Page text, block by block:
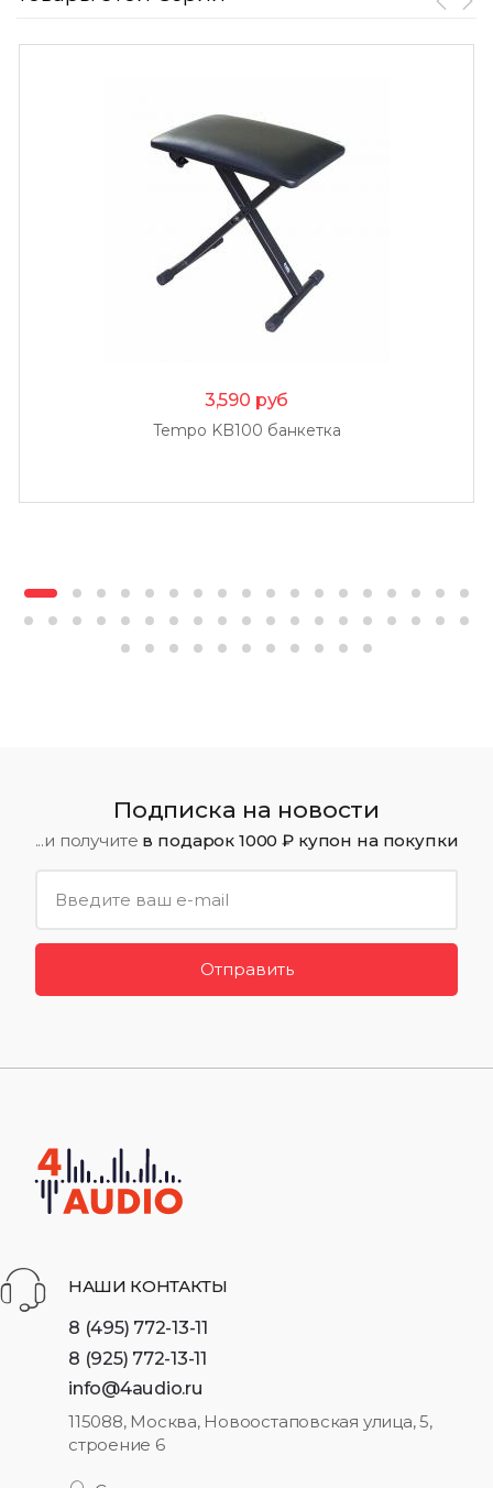
3,590 руб
Tempo KB100 банкетка
Подписка на новости
...и получите в подарок 1000 ₽ купон на покупки
Отправить
НАШИ КОНТАКТЫ
8 (495) 772-13-11
8 (925) 772-13-11
info@4audio.ru
115088, Москва, Новоостаповская улица, 5,
строение 6